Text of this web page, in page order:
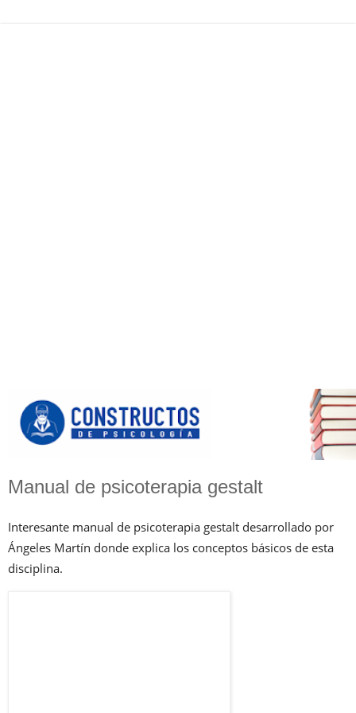
Manual de psicoterapia gestalt
Interesante manual de psicoterapia gestalt desarrollado por
Ángeles Martín donde explica los conceptos básicos de esta
disciplina.